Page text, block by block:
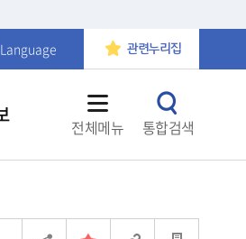
Language 관련누리집
전체메뉴 통합검색